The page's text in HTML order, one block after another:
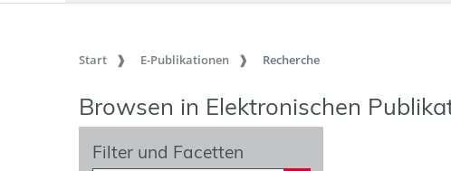
Start E-Publikationen Recherche
Browsen in Elektronischen
Filter und Facetten